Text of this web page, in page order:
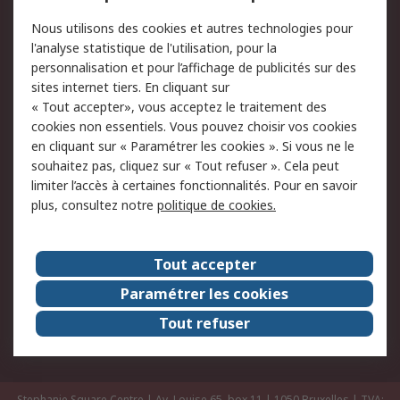
Retours
Support technique
Track & trace
Legal
Politique de cookies
Sécurité des e-mails
Politique de protection
des données - Mise à
jour
Conditions générales
de vente
A propos de RS
Le groupe RS Group
A propos de RS
RS dans le monde
Travaillez chez RS
ESG
Nous utilisons des cookies et autres technologies pour
l'analyse statistique de l'utilisation, pour la
personnalisation et pour l’affichage de publicités sur des
sites internet tiers. En cliquant sur
« Tout accepter», vous acceptez le traitement des
cookies non essentiels. Vous pouvez choisir vos cookies
en cliquant sur « Paramétrer les cookies ». Si vous ne le
souhaitez pas, cliquez sur « Tout refuser ». Cela peut
limiter l’accès à certaines fonctionnalités. Pour en savoir
plus, consultez notre politique de cookies.
Tout accepter
Paramétrer les cookies
Tout refuser